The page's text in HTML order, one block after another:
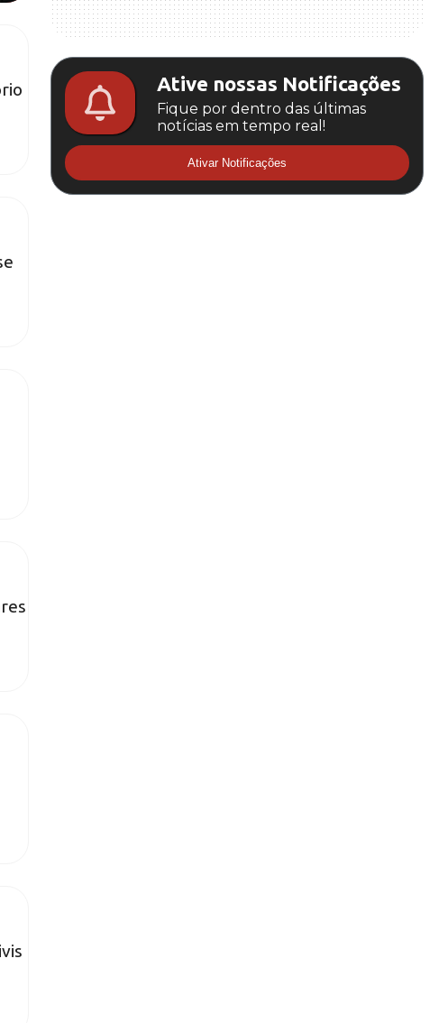
Ative nossas Notificações
Fique por dentro das últimas
notícias em tempo real!
Ativar Notificações